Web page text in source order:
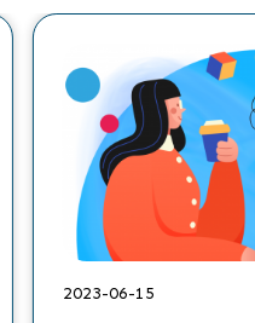
2023-06-15